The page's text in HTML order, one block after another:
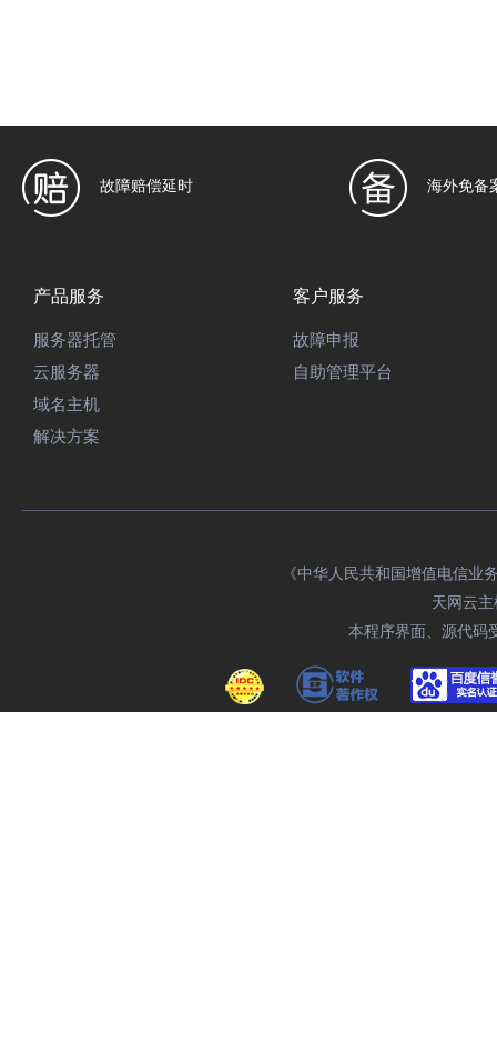
故障赔偿延时 海外免备
产品服务
服务器托管
云服务器
域名主机
解决方案
客户服务
故障申报
自助管理平台
《中华人民共和国增值电信业
天网云
本程序界面、源代码